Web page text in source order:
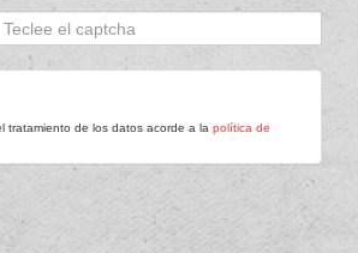
tratamiento de los datos acorde a la política de